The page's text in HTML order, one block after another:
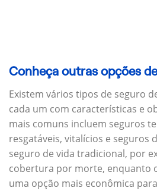
Conheça outras opções
Existem vários tipos de seguro
cada um com características e
mais comuns incluem seguros
resgatáveis, vitalícios e seguros
seguro de vida tradicional, por
cobertura por morte, enquanto
uma opção mais econômica